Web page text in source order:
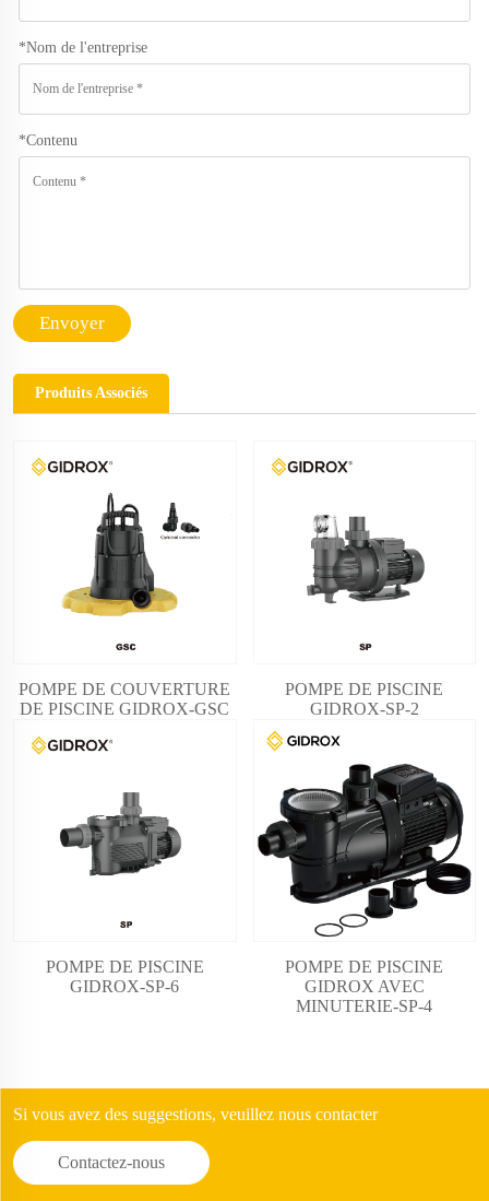
*Nom de l'entreprise
*Contenu
Envoyer
Produits Associés
POMPE DE COUVERTURE
DE PISCINE GIDROX-GSC
POMPE DE PISCINE
GIDROX-SP-2
POMPE DE PISCINE
GIDROX-SP-6
POMPE DE PISCINE
GIDROX AVEC
MINUTERIE-SP-4
Si vous avez des suggestions, veuillez nous contacter
Contactez-nous